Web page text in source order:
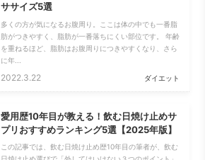
ササイズ5選
多くの方が気になるお腹周り。ここは体の中でも一番脂
肪がつきやすく、脂肪が一番落ちにくい部位です。 年齢
を重ねるほど、脂肪はお腹周りにつきやすくなり、さら
に年...
2022.3.22 ダイエット
愛用歴10年目が教える！飲む日焼け止めサ
プリおすすめランキング5選【2025年版】
この記事では、飲む日焼け止め歴10年目の筆者が、飲む